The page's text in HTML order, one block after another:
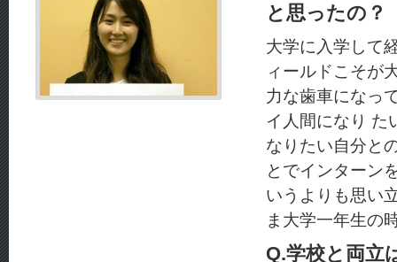
と思ったの？
大学に入学して
ィールドこそが
力な歯車になっ
イ人間になり た
なりたい自分と
とでインターン
いうよりも思い
ま大学一年生の
Q.学校と両立